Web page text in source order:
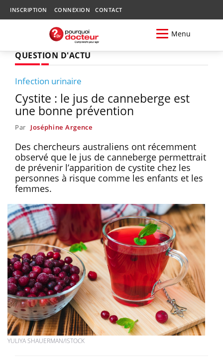
INSCRIPTION CONNEXION CONTACT
Menu
QUESTION D'ACTU
Infection urinaire
Cystite : le jus de canneberge est
une bonne prévention
Par Joséphine Argence
Des chercheurs australiens ont récemment
observé que le jus de canneberge permettrait
de prévenir l’apparition de cystite chez les
personnes à risque comme les enfants et les
femmes.
YULIYA SHAUERMAN/ISTOCK